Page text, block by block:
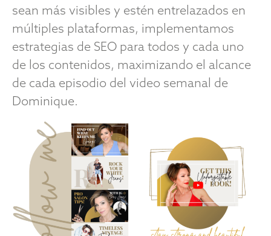
sean más visibles y estén entrelazados en
múltiples plataformas, implementamos
estrategias de SEO para todos y cada uno
de los contenidos, maximizando el alcance
de cada episodio del video semanal de
Dominique.